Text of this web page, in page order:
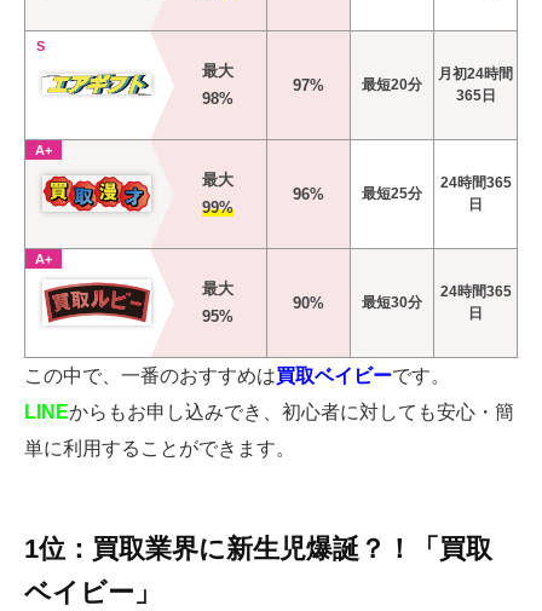
S
最大
98%
97% 最短20分
月初24時間
365日
A+
最大
99%
96% 最短25分
24時間365
日
A+
最大
95%
90% 最短30分
24時間365
日
この中で、一番のおすすめは買取ベイビーです。
LINEからもお申し込みでき、初心者に対しても安心・簡
単に利用することができます。
1位：買取業界に新生児爆誕？！「買取
ベイビー」